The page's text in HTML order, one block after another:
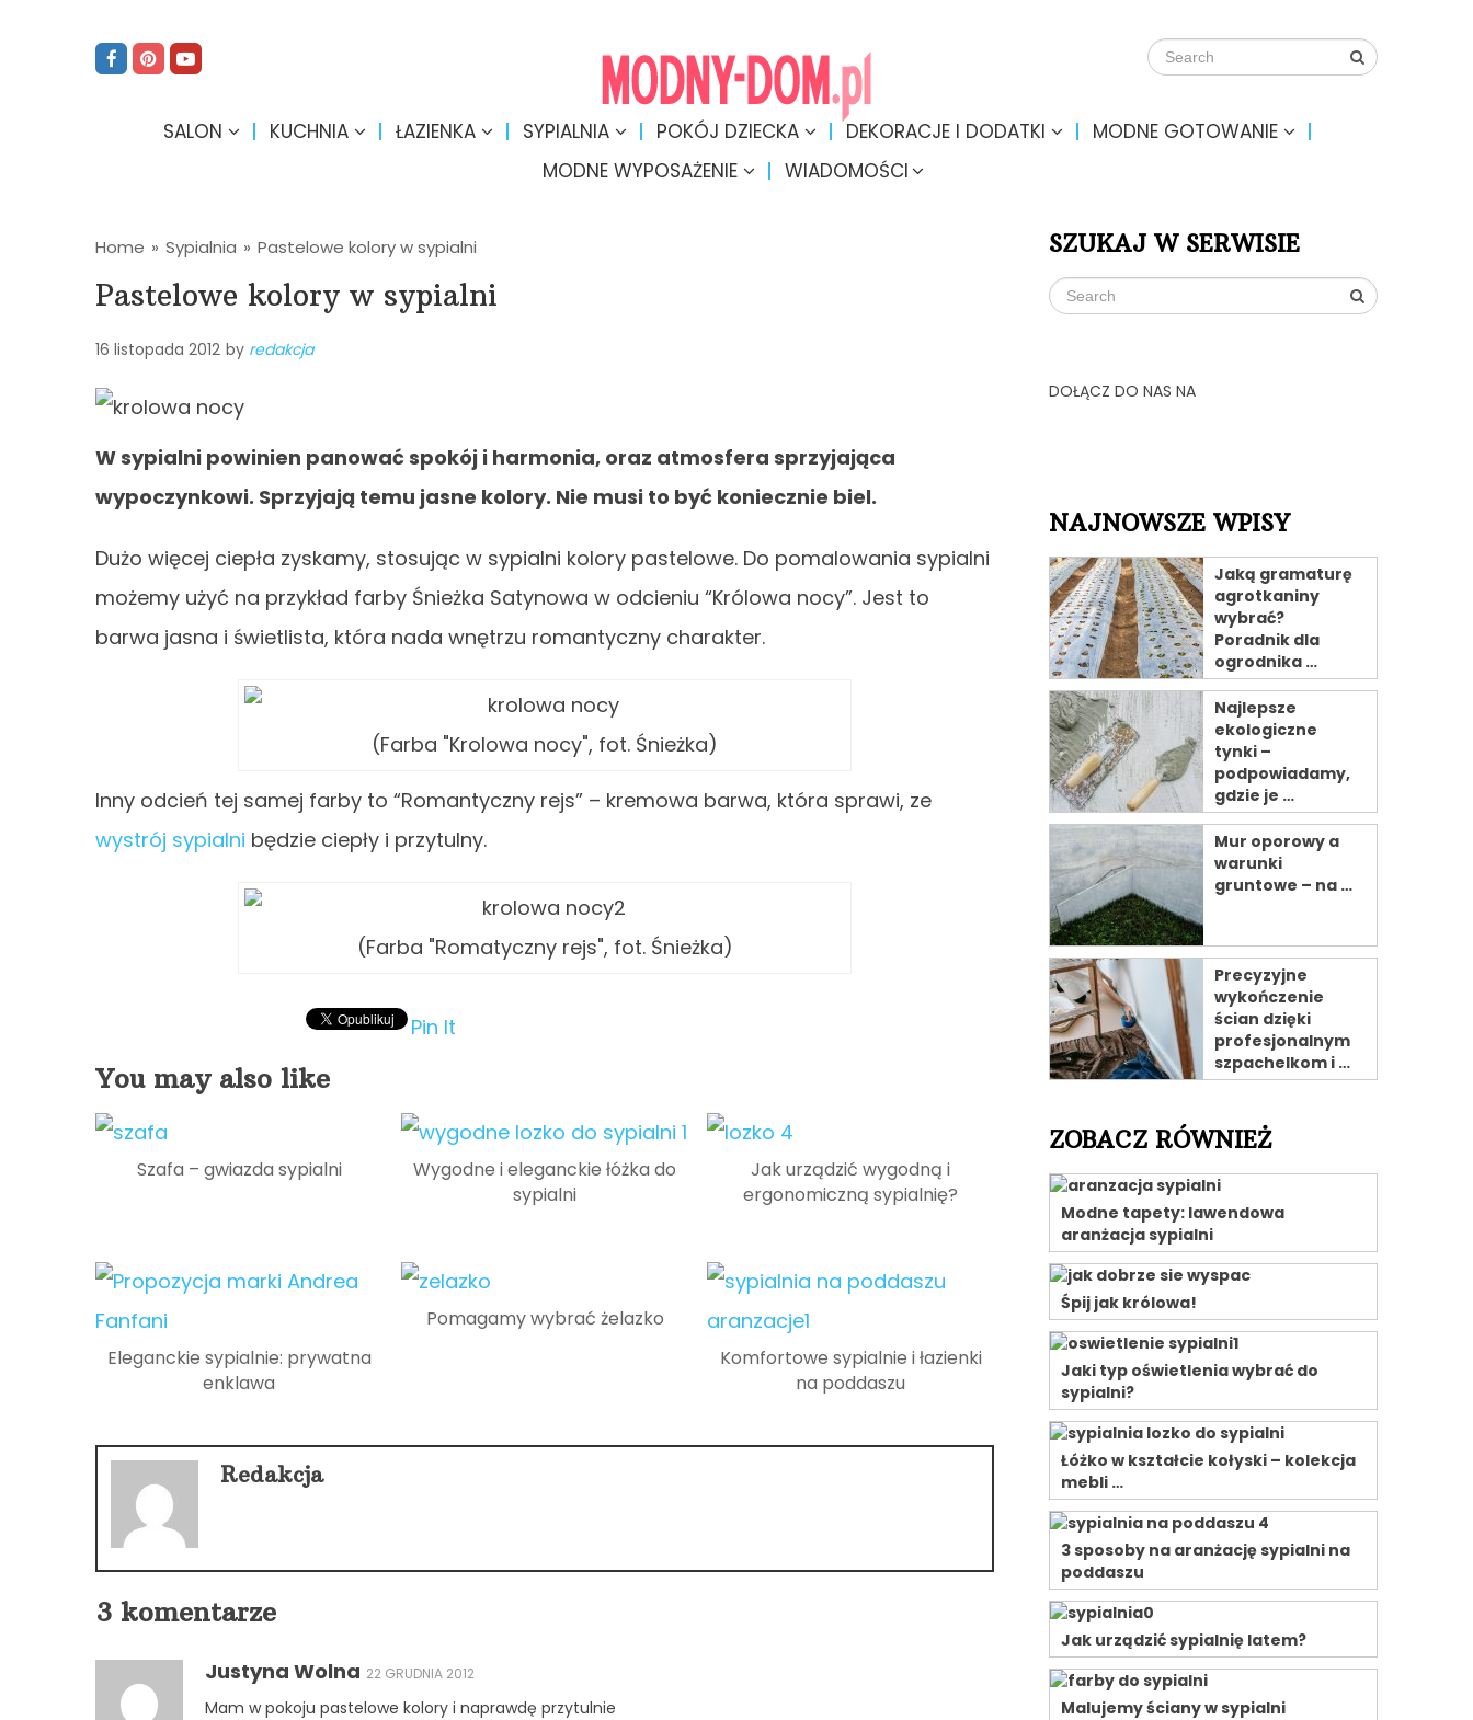
SALON KUCHNIA ŁAZIENKA SYPIALNIA POKÓJ DZIECKA DEKORACJE I DODATKI
MODNE GOTOWANIE
MODNE WYPOSAŻENIE
WIADOMOŚCI
Home » Sypialnia » Pastelowe kolory w sypialni
Pastelowe kolory w sypialni
16 listopada 2012 by redakcja
W sypialni powinien panować spokój i harmonia, oraz atmosfera sprzyjająca
wypoczynkowi. Sprzyjają temu jasne kolory. Nie musi to być koniecznie biel.
Dużo więcej ciepła zyskamy, stosując w sypialni kolory pastelowe. Do pomalowania sypialni
możemy użyć na przykład farby Śnieżka Satynowa w odcieniu “Królowa nocy”. Jest to
barwa jasna i świetlista, która nada wnętrzu romantyczny charakter.
(Farba "Krolowa nocy", fot. Śnieżka)
Inny odcień tej samej farby to “Romantyczny rejs” – kremowa barwa, która sprawi, ze
wystrój sypialni będzie ciepły i przytulny.
(Farba "Romatyczny rejs", fot. Śnieżka)
Pin It
You may also like
Szafa – gwiazda sypialni
Wygodne i eleganckie łóżka do
sypialni
Jak urządzić wygodną i
ergonomiczną sypialnię?
Eleganckie sypialnie: prywatna
enklawa
Pomagamy wybrać żelazko
Komfortowe sypialnie i łazienki
na poddaszu
Redakcja
3 komentarze
Justyna Wolna 22 GRUDNIA 2012
Mam w pokoju pastelowe kolory i naprawdę przytulnie
SZUKAJ W SERWISIE
DOŁĄCZ DO NAS NA
NAJNOWSZE WPISY
Jaką gramaturę
agrotkaniny
wybrać?
Poradnik dla
ogrodnika …
Najlepsze
ekologiczne
tynki –
podpowiadamy,
gdzie je …
Mur oporowy a
warunki
gruntowe – na …
Precyzyjne
wykończenie
ścian dzięki
profesjonalnym
szpachelkom i …
ZOBACZ RÓWNIEŻ
Modne tapety: lawendowa
aranżacja sypialni
Śpij jak królowa!
Jaki typ oświetlenia wybrać do
sypialni?
Łóżko w kształcie kołyski – kolekcja
mebli …
3 sposoby na aranżację sypialni na
poddaszu
Jak urządzić sypialnię latem?
Malujemy ściany w sypialni